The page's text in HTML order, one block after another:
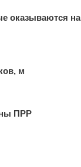
оказываются на
м
ПРР